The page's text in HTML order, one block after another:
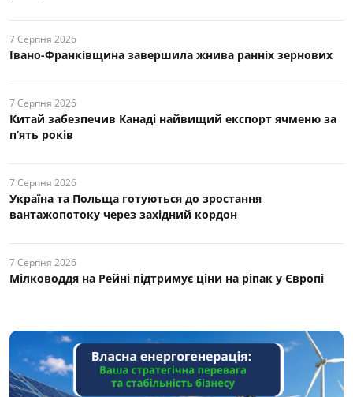
7 Серпня 2026
Івано-Франківщина завершила жнива ранніх зернових
7 Серпня 2026
Китай забезпечив Канаді найвищий експорт ячменю за
п’ять років
7 Серпня 2026
Україна та Польща готуються до зростання
вантажопотоку через західний кордон
7 Серпня 2026
Мілководдя на Рейні підтримує ціни на ріпак у Європі